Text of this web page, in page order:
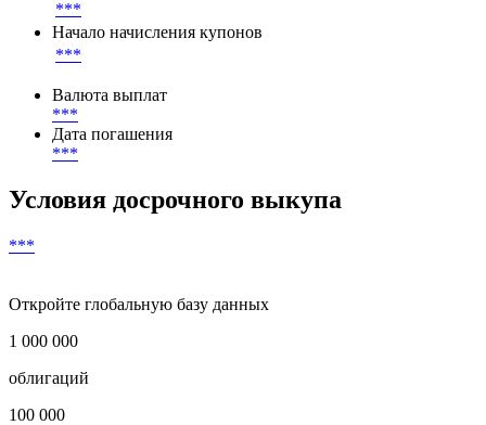
***
Начало начисления купонов
***
Валюта выплат
***
Дата погашения
***
Условия досрочного выкупа
***
Откройте глобальную базу данных
1 000 000
облигаций
100 000